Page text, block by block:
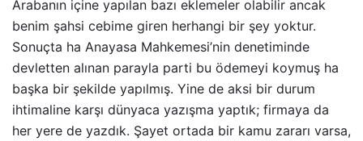
Arabanın içine yapılan bazı eklemeler olabilir ancak
benim şahsi cebime giren herhangi bir şey yoktur.
Sonuçta ha Anayasa Mahkemesi’nin denetiminde
devletten alınan parayla parti bu ödemeyi koymuş ha
başka bir şekilde yapılmış. Yine de aksi bir durum
ihtimaline karşı dünyaca yazışma yaptık; firmaya da
her yere de yazdık. Şayet ortada bir kamu zararı varsa,